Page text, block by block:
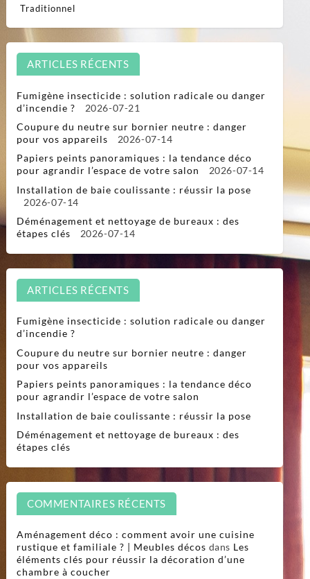
Traditionnel
ARTICLES RÉCENTS
Fumigène insecticide : solution radicale ou danger
d’incendie ?
2026-07-21
Coupure du neutre sur bornier neutre : danger
pour vos appareils
2026-07-14
Papiers peints panoramiques : la tendance déco
pour agrandir l’espace de votre salon
2026-07-14
Installation de baie coulissante : réussir la pose
2026-07-14
Déménagement et nettoyage de bureaux : des
étapes clés
2026-07-14
ARTICLES RÉCENTS
Fumigène insecticide : solution radicale ou danger
d’incendie ?
Coupure du neutre sur bornier neutre : danger
pour vos appareils
Papiers peints panoramiques : la tendance déco
pour agrandir l’espace de votre salon
Installation de baie coulissante : réussir la pose
Déménagement et nettoyage de bureaux : des
étapes clés
COMMENTAIRES RÉCENTS
Aménagement déco : comment avoir une cuisine
rustique et familiale ? | Meubles décos dans Les
éléments clés pour réussir la décoration d’une
chambre à coucher